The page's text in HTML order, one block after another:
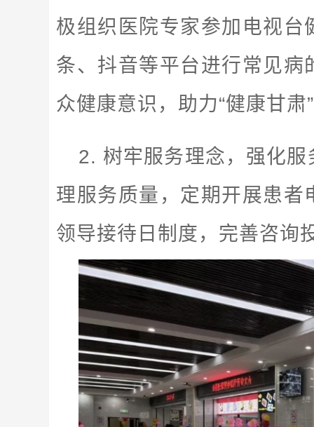
极组织医院专家参加电视
条、抖音等平台进行常见
众健康意识，助力“健康甘肃
2. 树牢服务理念，强化
理服务质量，定期开展患
领导接待日制度，完善咨询